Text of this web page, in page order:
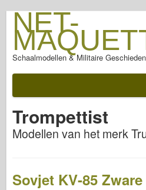
NET-
Schaalmodellen & Militaire
Trompettist
Modellen van het merk
Sovjet KV-85